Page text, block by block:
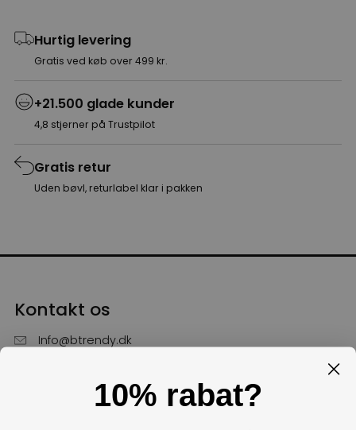
Hurtig levering
Gratis ved køb over 499 kr.
+21.500 glade kunder
4,8 stjerner på Trustpilot
Gratis retur
Uden bøvl, returlabel klar i pakken
Kontakt os
Info@btrendy.dk
Hverdage fra kl. 10 - 16
10% rabat?